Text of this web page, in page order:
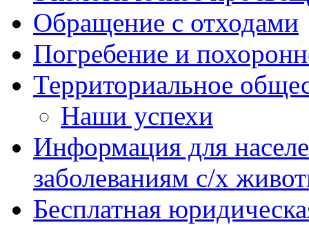
Обращение с отходами
Погребение и
Территориальное
Наши успехи
Информация для
заболеваниям с/х
Бесплатная